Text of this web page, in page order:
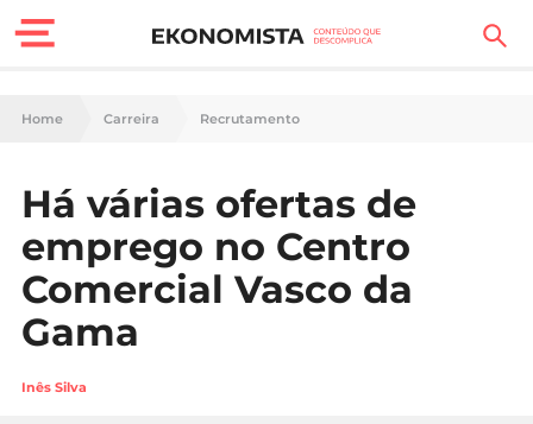
Finanças Pessoais
Carreira
Casa
Lifestyle
Sociedade
Home Carreira Recrutamento
Há várias ofertas de
emprego no Centro
Comercial Vasco da
Gama
Inês Silva